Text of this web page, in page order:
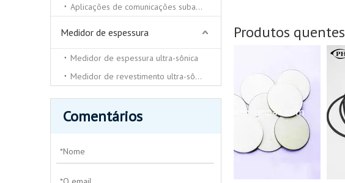
Aplicações de comunicações subaquáticas
Medidor de espessura
Medidor de espessura ultra-sônica
Medidor de revestimento ultra-sônico
Comentários
Produtos quentes
low cost piezo tube stack for